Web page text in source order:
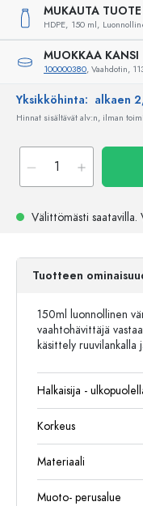
MUKAUTA TUOTE
HDPE, 150 ml,
MUOKKAA KANSI
100000380, Vaahdotin,
Yksikköhinta: alkaen
Hinnat sisältävät alv:n, ilman
Välittömästi saatavilla.
Tuotteen
150ml luonnollinen
vaahtohävittäjä
käsittely ruuvilankalla
Halkaisija -
Korkeus
Materiaali
Muoto- perusalue